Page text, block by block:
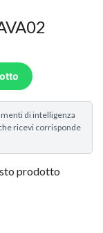
di intelligenza
ricevi corrisponde
prodotto